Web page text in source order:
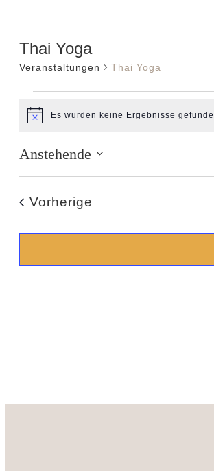
Thai Yoga
Veranstaltungen Thai Yoga
HinweisEs wurden keine Ergebnisse
Anstehende
Datum
wählen.
Vorherige